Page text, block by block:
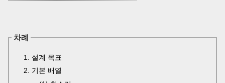
차례
1. 설계 목표
2. 기본 배열